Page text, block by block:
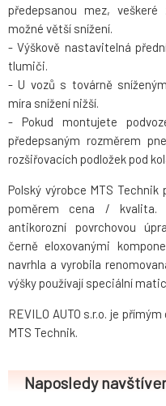
předepsanou mez,
možné větší snížení.
- Výškově nastavitelná
tlumiči.
- U vozů s továrně
míra snížení nižší.
- Pokud montujete
předepsaným rozměrem
rozšiřovacích podložek pod
Polský výrobce MTS
poměrem cena / kvalita.
antikorozní povrchovou
černě eloxovanými
navrhla a vyrobila
výšky používají speciální
REVILO AUTO s.r.o. je
MTS Technik.
Naposledy